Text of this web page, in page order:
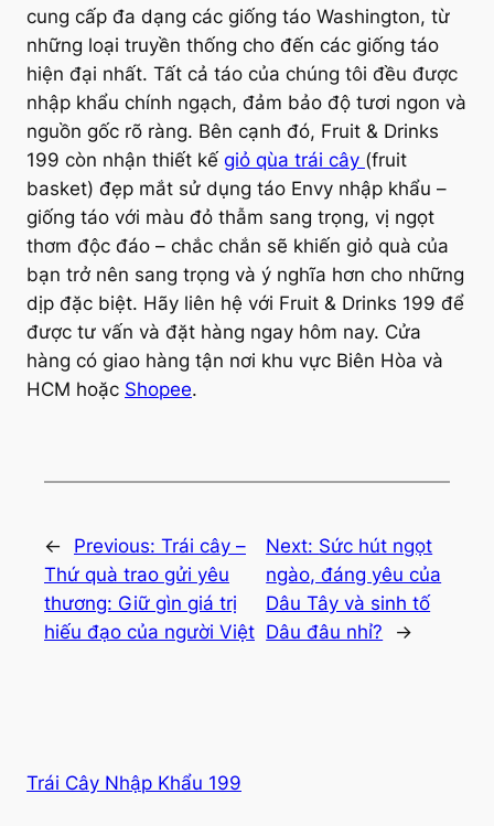
cung cấp đa dạng các giống táo Washington, từ
những loại truyền thống cho đến các giống táo
hiện đại nhất. Tất cả táo của chúng tôi đều được
nhập khẩu chính ngạch, đảm bảo độ tươi ngon và
nguồn gốc rõ ràng. Bên cạnh đó, Fruit & Drinks
199 còn nhận thiết kế giỏ qùa trái cây (fruit
basket) đẹp mắt sử dụng táo Envy nhập khẩu –
giống táo với màu đỏ thẫm sang trọng, vị ngọt
thơm độc đáo – chắc chắn sẽ khiến giỏ quà của
bạn trở nên sang trọng và ý nghĩa hơn cho những
dịp đặc biệt. Hãy liên hệ với Fruit & Drinks 199 để
được tư vấn và đặt hàng ngay hôm nay. Cửa
hàng có giao hàng tận nơi khu vực Biên Hòa và
HCM hoặc Shopee.
← Previous: Trái cây –
Thứ quà trao gửi yêu
thương: Giữ gìn giá trị
hiếu đạo của người Việt
Next: Sức hút ngọt
ngào, đáng yêu của
Dâu Tây và sinh tố
Dâu đâu nhỉ?
→
Trái Cây Nhập Khẩu 199